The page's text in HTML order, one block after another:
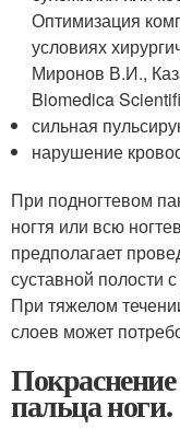
Оптимизация
условиях
Миронов В.И.,
Biomedica
сильная
нарушение
При подногтевом
ногтя или всю
предполагает
суставной полости
При тяжелом
слоев может
пальца ноги.